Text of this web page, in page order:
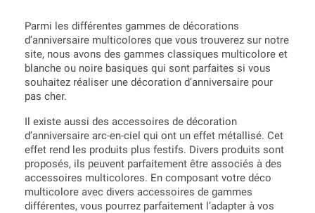
Parmi les différentes gammes de décorations
d’anniversaire multicolores que vous trouverez sur notre
site, nous avons des gammes classiques multicolore et
blanche ou noire basiques qui sont parfaites si vous
souhaitez réaliser une décoration d’anniversaire pour
pas cher.
Il existe aussi des accessoires de décoration
d’anniversaire arc-en-ciel qui ont un effet métallisé. Cet
effet rend les produits plus festifs. Divers produits sont
proposés, ils peuvent parfaitement être associés à des
accessoires multicolores. En composant votre déco
multicolore avec divers accessoires de gammes
différentes, vous pourrez parfaitement l’adapter à vos